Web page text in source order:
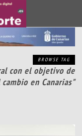
BROWSE TAG
con el objetivo de
en Canarias"